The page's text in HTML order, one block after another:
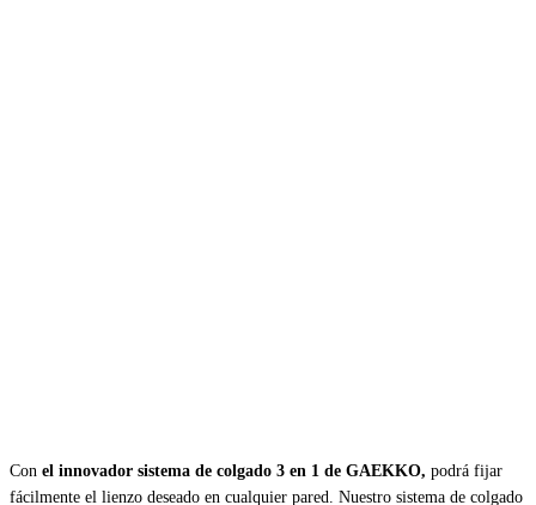
Con el innovador sistema de colgado 3 en 1 de GAEKKO, podrá fijar
fácilmente el lienzo deseado en cualquier pared. Nuestro sistema de colgado